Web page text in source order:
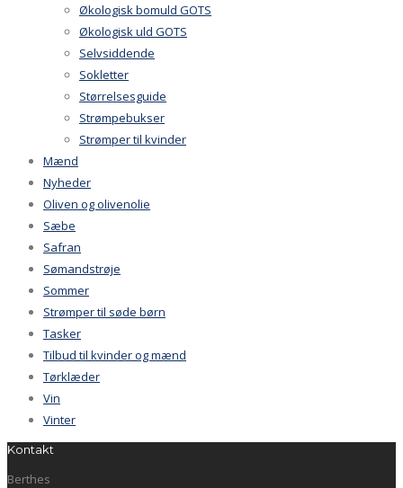
Økologisk bomuld GOTS
Økologisk uld GOTS
Selvsiddende
Sokletter
Størrelsesguide
Strømpebukser
Strømper til kvinder
Mænd
Nyheder
Oliven og olivenolie
Sæbe
Safran
Sømandstrøje
Sommer
Strømper til søde børn
Tasker
Tilbud til kvinder og mænd
Tørklæder
Vin
Vinter
Kontakt
Berthes